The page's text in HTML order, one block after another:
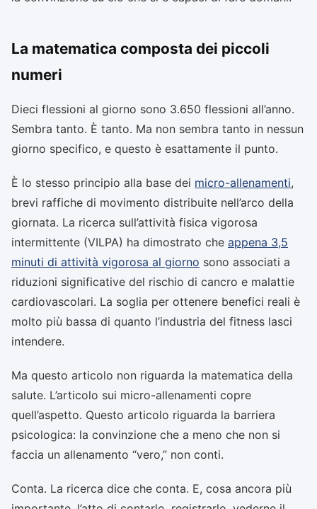
La matematica composta dei piccoli
numeri
Dieci flessioni al giorno sono 3.650 flessioni all’anno.
Sembra tanto. È tanto. Ma non sembra tanto in nessun
giorno specifico, e questo è esattamente il punto.
È lo stesso principio alla base dei micro-allenamenti,
brevi raffiche di movimento distribuite nell’arco della
giornata. La ricerca sull’attività fisica vigorosa
intermittente (VILPA) ha dimostrato che appena 3,5
minuti di attività vigorosa al giorno sono associati a
riduzioni significative del rischio di cancro e malattie
cardiovascolari. La soglia per ottenere benefici reali è
molto più bassa di quanto l’industria del fitness lasci
intendere.
Ma questo articolo non riguarda la matematica della
salute. L’articolo sui micro-allenamenti copre
quell’aspetto. Questo articolo riguarda la barriera
psicologica: la convinzione che a meno che non si
faccia un allenamento “vero,” non conti.
Conta. La ricerca dice che conta. E, cosa ancora più